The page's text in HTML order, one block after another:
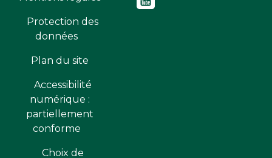
Protection des
données
Plan du site
Accessibilité
numérique :
partiellement
conforme
Choix de